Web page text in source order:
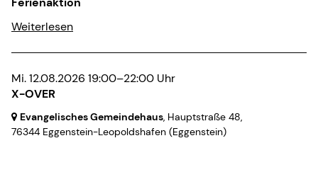
Weiterlesen
Mi. 12.08.2026 19:00–22:00 Uhr
X-OVER
Evangelisches Gemeindehaus, Hauptstraße 48,
76344 Eggenstein-Leopoldshafen (Eggenstein)